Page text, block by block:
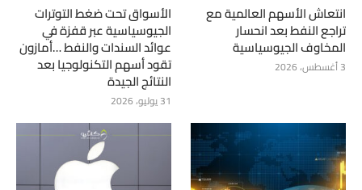
انتعاش الأسهم العالمية مع
تراجع النفط بعد انحسار
المخاوف الجيوسياسية
3 أغسطس، 2026
الأسواق تحت ضغط التوترات
الجيوسياسية عبر قفزة في
عوائد السندات والنفط …أمازون
تقود أسهم التكنولوجيا بعد
النتائج الجيدة
31 يوليو، 2026